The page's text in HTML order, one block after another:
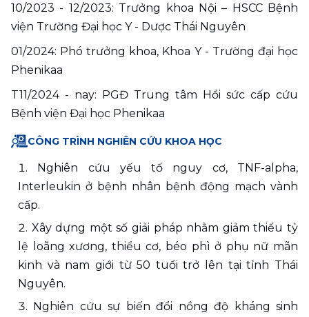
10/2023 - 12/2023: Trưởng khoa Nội – HSCC Bệnh
viện Trường Đại học Y - Dược Thái Nguyên
01/2024: Phó trưởng khoa, Khoa Y - Trường đại học
Phenikaa
T11/2024 - nay: PGĐ Trung tâm Hồi sức cấp cứu
Bệnh viện Đại học Phenikaa
CÔNG TRÌNH NGHIÊN CỨU KHOA HỌC
Nghiên cứu yếu tố nguy cơ, TNF-alpha,
Interleukin ở bệnh nhân bệnh động mạch vành
cấp.
Xây dựng một số giải pháp nhằm giảm thiểu tỷ
lệ loãng xương, thiểu cơ, béo phì ở phụ nữ mãn
kinh và nam giới từ 50 tuổi trở lên tại tỉnh Thái
Nguyên.
Nghiên cứu sự biến đổi nồng độ kháng sinh